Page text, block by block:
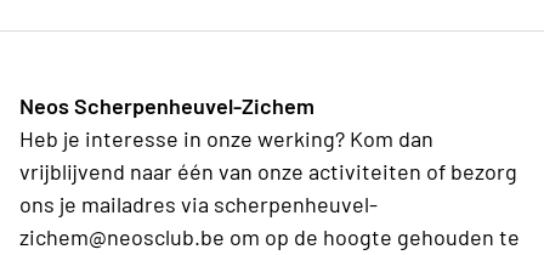
Neos Scherpenheuvel-Zichem
Heb je interesse in onze werking? Kom dan
vrijblijvend naar één van onze activiteiten of bezorg
ons je mailadres via scherpenheuvel-
zichem@neosclub.be om op de hoogte gehouden te